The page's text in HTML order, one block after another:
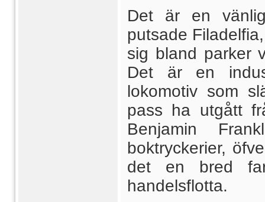
Det är en
putsade
sig bland parker
Det är en
lokomotiv som
pass ha utgått
Benjamin
boktryckerier,
det en bred
handelsflotta.